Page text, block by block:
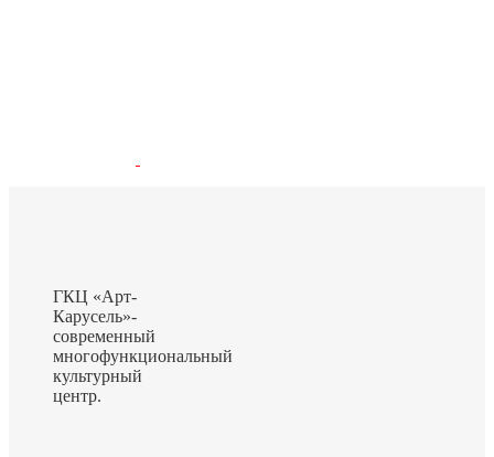
ГКЦ «Арт-
Карусель»-
современный
многофункциональный
культурный
центр.